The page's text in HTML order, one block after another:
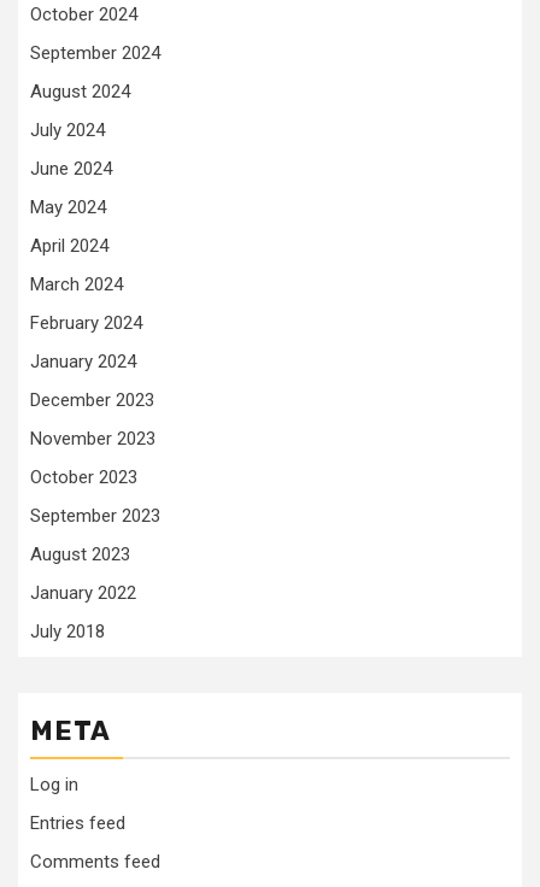
October 2024
September 2024
August 2024
July 2024
June 2024
May 2024
April 2024
March 2024
February 2024
January 2024
December 2023
November 2023
October 2023
September 2023
August 2023
January 2022
July 2018
META
Log in
Entries feed
Comments feed